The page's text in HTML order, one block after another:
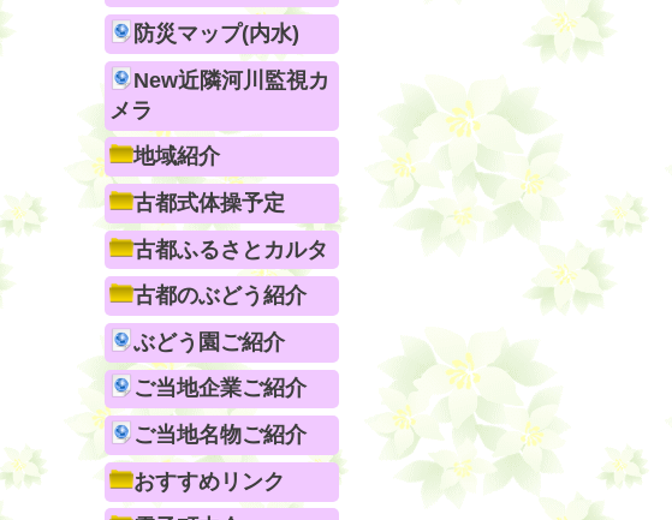
防災マップ(内水)
New近隣河川監視カ
メラ
地域紹介
古都式体操予定
古都ふるさとカルタ
古都のぶどう紹介
ぶどう園ご紹介
ご当地企業ご紹介
ご当地名物ご紹介
おすすめリンク